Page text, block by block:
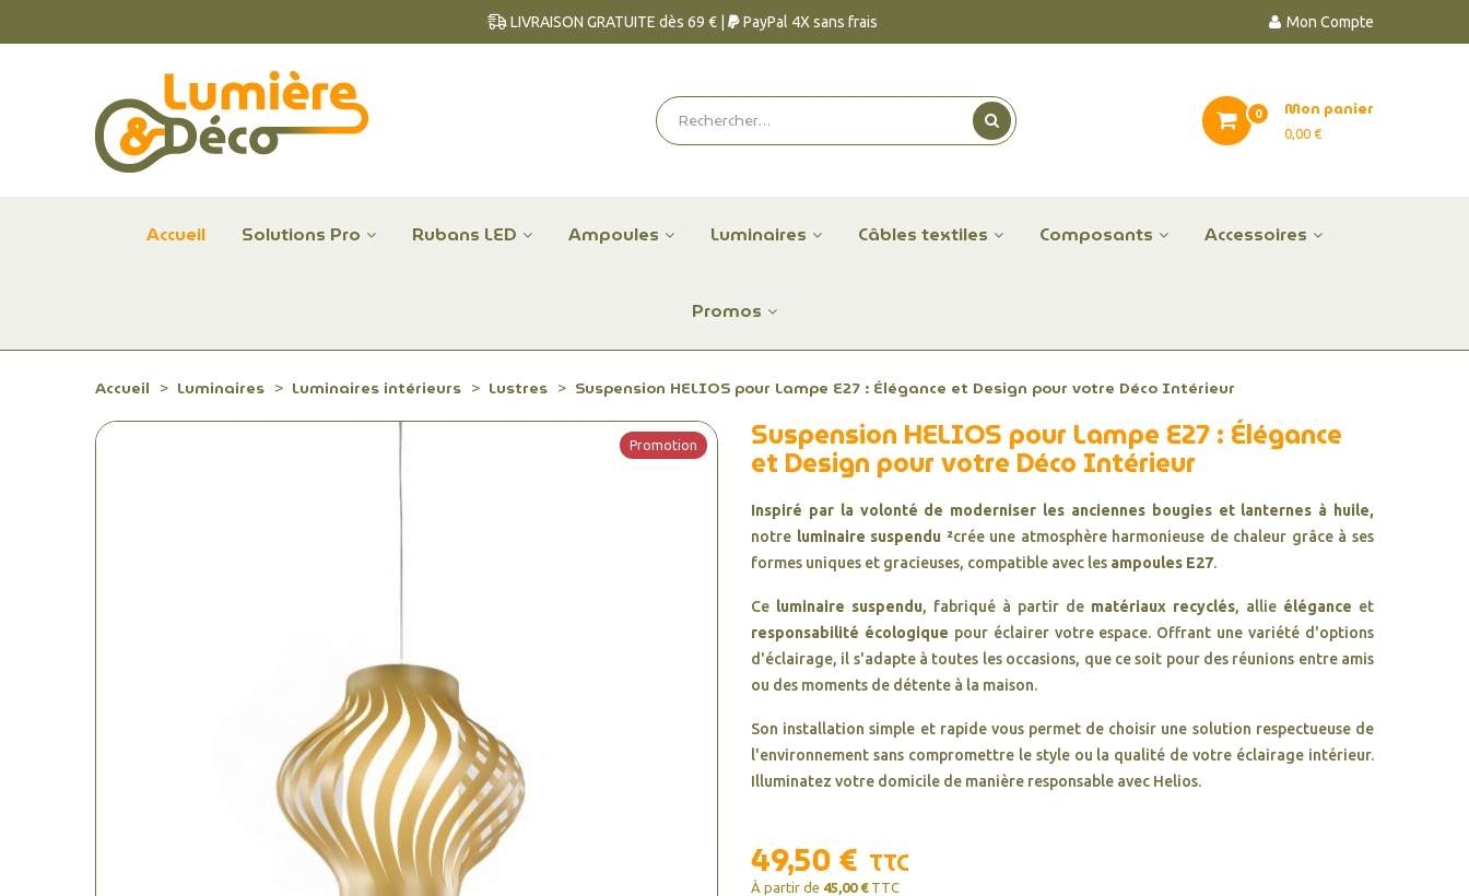
Mon Compte
LIVRAISON GRATUITE dès 69 € | PayPal 4X sans frais
Mon panier
0,00 €
0
Accueil Solutions Pro Rubans LED Ampoules Luminaires Câbles textiles Composants Accessoires
Promos
Accueil Luminaires Luminaires intérieurs Lustres Suspension HELIOS pour Lampe E27 : Élégance et Design pour votre Déco Intérieur
Promotion Suspension HELIOS pour Lampe E27 : Élégance
et Design pour votre Déco Intérieur
Inspiré par la volonté de moderniser les anciennes bougies et lanternes à huile,
notre luminaire suspendu ²crée une atmosphère harmonieuse de chaleur grâce à ses
formes uniques et gracieuses, compatible avec les ampoules E27.
Ce luminaire suspendu, fabriqué à partir de matériaux recyclés, allie élégance et
responsabilité écologique pour éclairer votre espace. Offrant une variété d'options
d'éclairage, il s'adapte à toutes les occasions, que ce soit pour des réunions entre amis
ou des moments de détente à la maison.
Son installation simple et rapide vous permet de choisir une solution respectueuse de
l'environnement sans compromettre le style ou la qualité de votre éclairage intérieur.
Illuminatez votre domicile de manière responsable avec Helios.
49,50 € TTC
À partir de 45,00 € TTC